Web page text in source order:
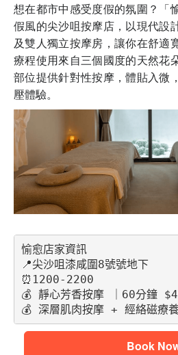
想在都市中感受度假的氛圍？「
假風的尖沙咀按摩店，以現代設
及雙人獨立按摩房，讓你在舒適
療程使用來自三個國度的天然花
部位提供針對性按摩，體貼入微
壓體驗。
愉愈店家資訊
📍尖沙咀漆咸圍8號號地下
⏰1200-2200
💰 靜心芳香按摩 ｜60分鐘
💰 深層肌肉按摩 + 經絡磁療
Book